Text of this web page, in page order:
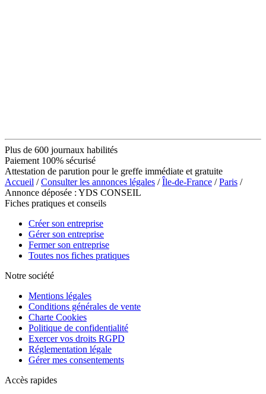
Plus de 600 journaux habilités
Paiement 100% sécurisé
Attestation de parution pour le greffe immédiate et gratuite
Accueil /Consulter les annonces légales /Île-de-France /Paris /
Annonce déposée : YDS CONSEIL
Fiches pratiques et conseils
Créer son entreprise
Gérer son entreprise
Fermer son entreprise
Toutes nos fiches pratiques
Notre société
Mentions légales
Conditions générales de vente
Charte Cookies
Politique de confidentialité
Exercer vos droits RGPD
Réglementation légale
Gérer mes consentements
Accès rapides